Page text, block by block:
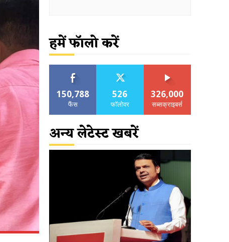
हमें फॉलो करें
150,788
फैंस
526
फॉलोवर
326,000
सब्सक्राइबर्स
अन्य लेटेस्ट खबरें